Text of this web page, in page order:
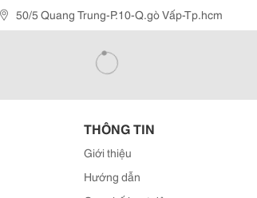
50/5 Quang Trung-P.10-Q.gò Vấp-Tp.hcm
THÔNG TIN
Giới thiệu
Hướng dẫn